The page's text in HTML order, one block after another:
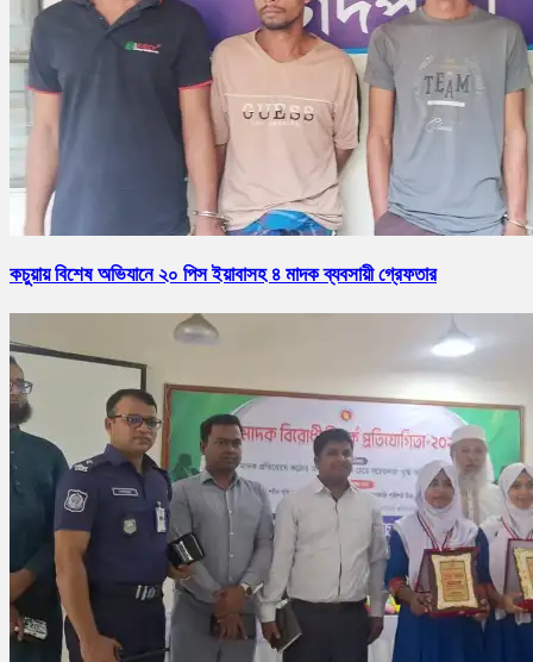
কচুয়ায় বিশেষ অভিযানে ২০ পিস ইয়াবাসহ ৪ মাদক ব্যবসায়ী গ্রেফতার